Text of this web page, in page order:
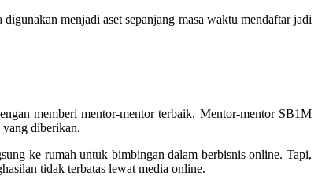
menjadi aset sepanjang masa waktu mendaftar jadi
memberi mentor-mentor terbaik. Mentor-mentor SB1M
yang diberikan.
ke rumah untuk bimbingan dalam berbisnis online. Tapi,
tidak terbatas lewat media online.